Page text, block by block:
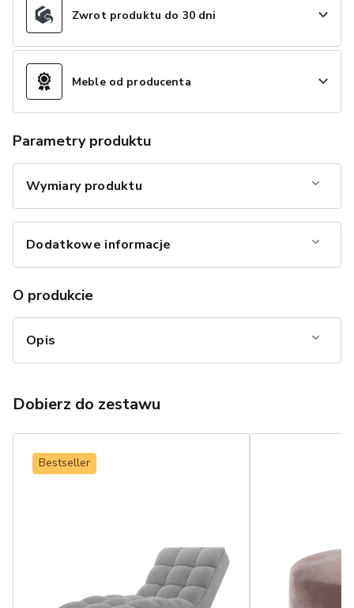
Zwrot produktu do 30 dni
Meble od producenta
Parametry produktu
Wymiary produktu
Dodatkowe informacje
O produkcie
Opis
Dobierz do zestawu
Bestseller